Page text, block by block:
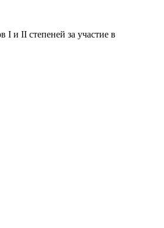
I и II степеней за участие в